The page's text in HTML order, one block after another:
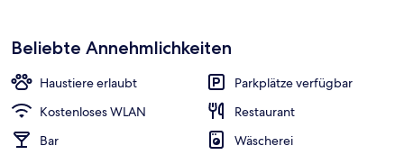
Beliebte Annehmlichkeiten
Haustiere erlaubt
Parkplätze verfügbar
Kostenloses WLAN
Restaurant
Bar
Wäscherei